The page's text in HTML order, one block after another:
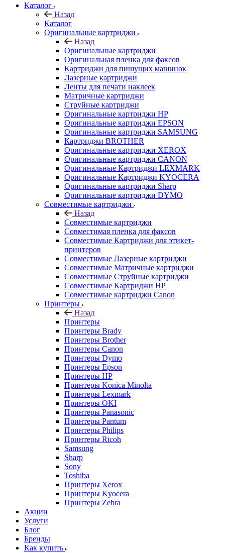
Каталог
Назад
Каталог
Оригинальные картриджи
Назад
Оригинальные картриджи
Оригинальная пленка для факсов
Картриджи для пишущих машинок
Лазерные картриджи
Ленты для печати наклеек
Матричные картриджи
Струйные картриджи
Оригинальные картриджи HP
Оригинальные картриджи EPSON
Оригинальные картриджи SAMSUNG
Картриджи BROTHER
Оригинальные картриджи XEROX
Оригинальные картриджи CANON
Оригинальные Картриджи LEXMARK
Оригинальные Картриджи KYOCERA
Оригинальные картриджи Sharp
Оригинальные картриджи DYMO
Совместимые картриджи
Назад
Совместимые картриджи
Совместимая пленка для факсов
Совместимые Картриджи для этикет-
принтеров
Совместимые Лазерные картриджи
Совместимые Матричные картриджи
Совместимые Струйные картриджи
Совместимые Картриджи HP
Совместимые картриджи Canon
Принтеры
Назад
Принтеры
Принтеры Brady
Принтеры Brother
Принтеры Canon
Принтеры Dymo
Принтеры Epson
Принтеры HP
Принтеры Konica Minolta
Принтеры Lexmark
Принтеры OKI
Принтеры Panasonic
Принтеры Pantum
Принтеры Philips
Принтеры Ricoh
Samsung
Sharp
Sony
Toshiba
Принтеры Xerox
Принтеры Kyocera
Принтеры Zebra
Акции
Услуги
Блог
Бренды
Как купить